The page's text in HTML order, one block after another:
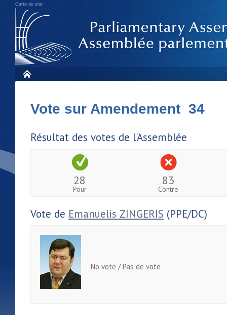
Carte du site
Vote sur Amendement 34
Résultat des votes de l'Assemblée
28
Pour
83
Contre
Vote de Emanuelis ZINGERIS (PPE/DC)
No vote / Pas de vote